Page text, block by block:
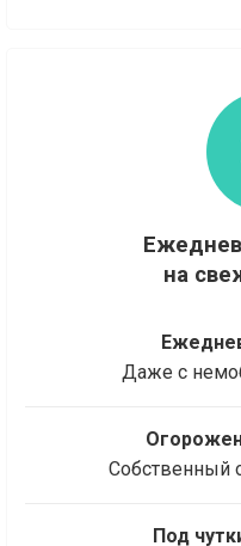
на
Даже с
Собственный
Под